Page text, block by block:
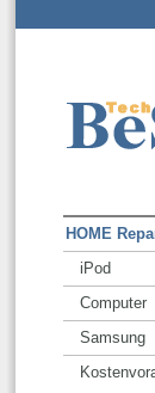
HOME
iPod
Computer
Samsung